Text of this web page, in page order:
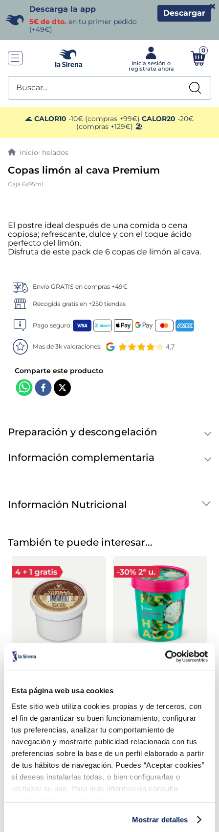
Esta página web usa cookies
Este sitio web utiliza cookies propias y de terceros, con
el fin de garantizar su buen funcionamiento, configurar
tus preferencias, analizar tu comportamiento de
navegación y mostrarte publicidad relacionada con tus
preferencias sobre la base de un perfil elaborado a partir
de tus hábitos de navegación. Puedes “Aceptar cookies”
si deseas instalarlas todas, o bien configurarlas o
rechazar su uso. Para más información consulta
nuestraPolítica de Cookies.
Mostrar detalles
Descarga la app
5€ de dto. en tu primer pedido
(+49€)
Descargar
×
0
Buscar...
🌊 CALOR10 -10€ (compras +99€) CALOR20 -20€
(compras +129€) 🏖️
helados
Copas limón al cava Premium
Caja 6x95ml
El postre ideal después de una comida o cena
copiosa; refrescante, dulce y con el toque ácido
perfecto del limón.
Disfruta de este pack de 6 copas de limón al cava.
Envío GRATIS en compras +49€
Recogida gratis en +250 tiendas
Pago seguro:
Mas de 3k valoraciones:
Preparación y descongelación
Información complementaria
Información Nutricional
También te puede interesar...
Vasito helado vainilla y
chocolate
0,99 €
COMBINABLE
Unidad 100 ml
Añadir
Tarrina Premium Menta
con chocolate
COMBINABLE
Añadir
TÉRMINOS MÁS BUSCADOS
1. helados sirena
gambas
3. patatas
5. verduras
7. canelones
. gambon
. listísimos
10. pollo